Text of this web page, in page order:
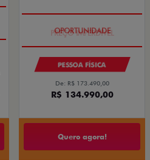
PESSOA FÍSICA
De: R$ 173.490,00
R$ 134.990,00
Quero agora!